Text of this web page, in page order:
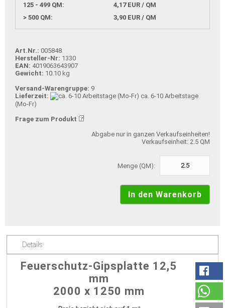
125 - 499 QM:
4,17 EUR / QM
> 500 QM:
3,90 EUR / QM
Art.Nr.: 005848
Hersteller-Nr: 1330
EAN: 4019063643907
Gewicht: 10.10 kg
Versand-Warengruppe: 9
Lieferzeit:
ca. 6-10 Arbeitstage
(Mo-Fr)
Frage zum Produkt
Abgabe nur in ganzen Verkaufseinheiten!
Verkaufseinheit: 2.5 QM
Menge (QM):
Details
Feuerschutz-Gipsplatte 12,5
mm
2000 x 1250 mm